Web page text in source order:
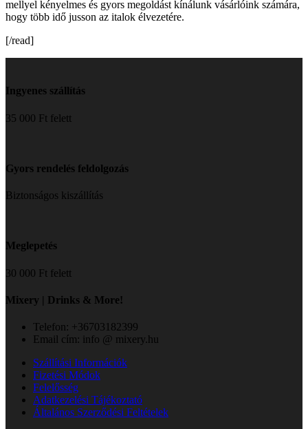
mellyel kényelmes és gyors megoldást kínálunk vásárlóink számára,
hogy több idő jusson az italok élvezetére.
[/read]
Ingyenes szállítás
35 000 Ft felett
Gyors rendelés feldolgozás
Biztonságos kiszállítás
Meglepetés
30 000 Ft felett
Mixery | Drinks & More!
Telefon: +36703182399
Email cím: info @ mixery.hu
Szállítási Információk
Fizetési Módok
Felelősség
Adatkezelési Tájékoztató
Általános Szerződési Feltételek